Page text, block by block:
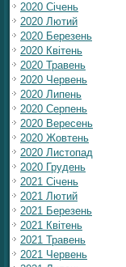
2020 Січень
2020 Лютий
2020 Березень
2020 Квітень
2020 Травень
2020 Червень
2020 Липень
2020 Серпень
2020 Вересень
2020 Жовтень
2020 Листопад
2020 Грудень
2021 Січень
2021 Лютий
2021 Березень
2021 Квітень
2021 Травень
2021 Червень